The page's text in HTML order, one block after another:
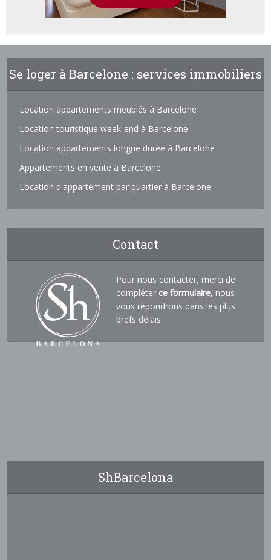
Se loger à Barcelone : services immobiliers
Location appartements meublés à Barcelone
Location touristique week-end à Barcelone
Location appartements longue durée à Barcelone
Appartements en vente à Barcelone
Location d'appartement par quartier à Barcelone
Contact
Pour nous contacter, merci de
compléter ce formulaire, nous
vous répondrons dans les plus
brefs délais.
ShBarcelona